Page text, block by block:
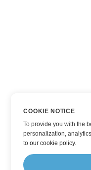
COOKIE NOTICE
To provide you with the
personalization,
toour cookie policy.